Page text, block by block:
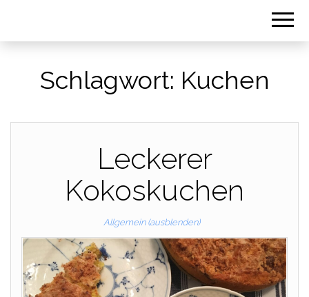
Schlagwort: Kuchen
Leckerer
Kokoskuchen
Allgemein (ausblenden)